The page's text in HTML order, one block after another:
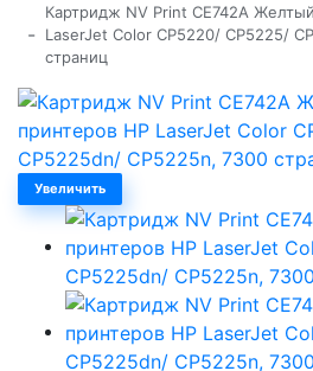
-
Картридж NV Print CE742A
LaserJet Color CP5220/ CP5225/
страниц
Увеличить